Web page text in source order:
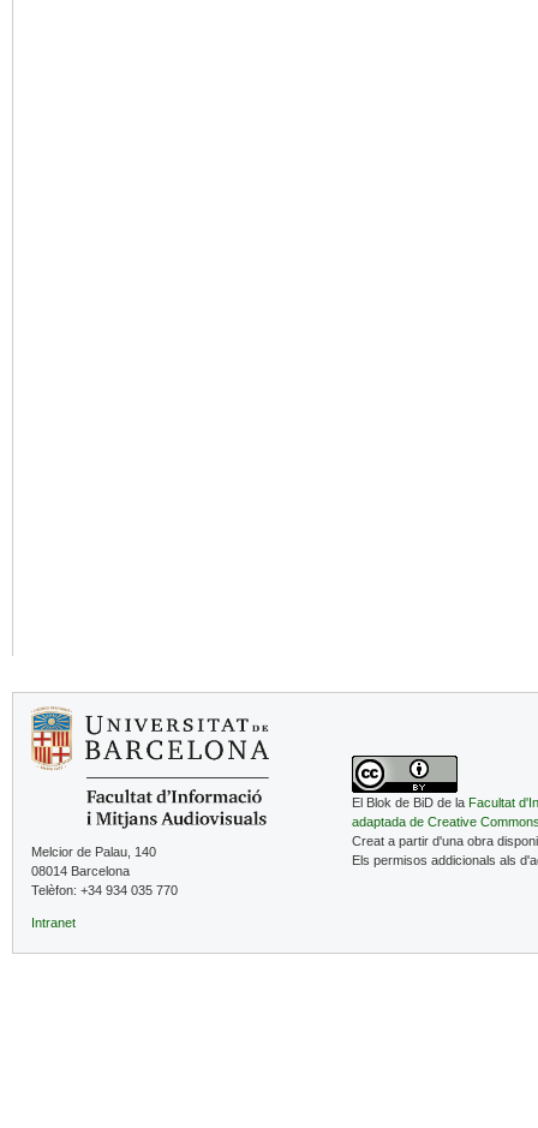
Melcior de Palau, 140
08014 Barcelona
Telèfon: +34 934 035 770
Intranet
El Blok de BiD de la Facultat
adaptada de Creative
Creat a partir d'una obra
Els permisos addicionals als